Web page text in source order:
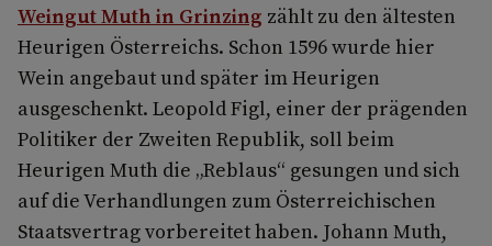
Weingut Muth in Grinzing zählt zu den ältesten
Heurigen Österreichs. Schon 1596 wurde hier
Wein angebaut und später im Heurigen
ausgeschenkt. Leopold Figl, einer der prägenden
Politiker der Zweiten Republik, soll beim
Heurigen Muth die „Reblaus“ gesungen und sich
auf die Verhandlungen zum Österreichischen
Staatsvertrag vorbereitet haben. Johann Muth,